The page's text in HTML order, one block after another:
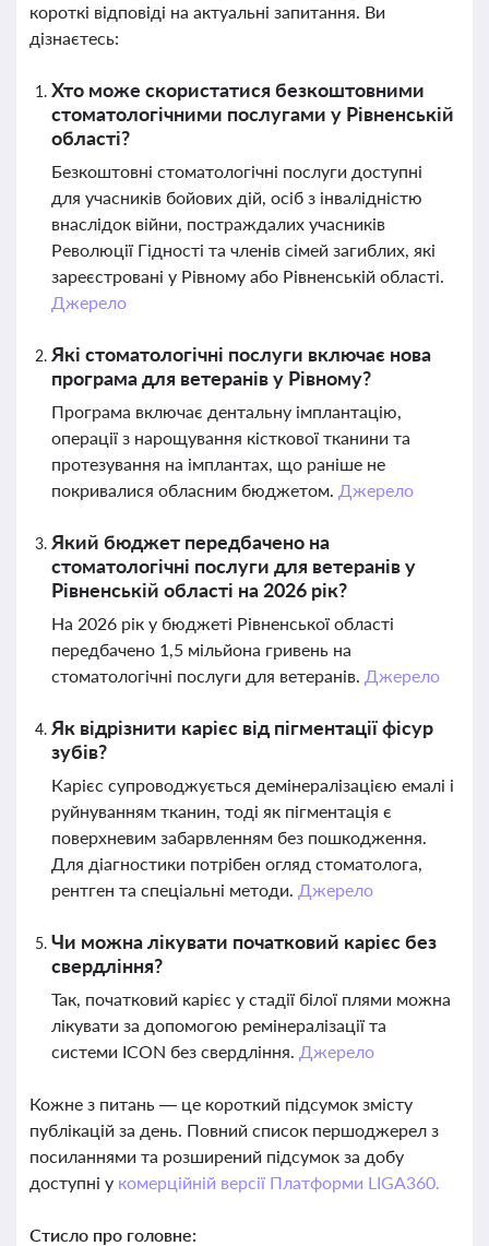
короткі відповіді на актуальні запитання. Ви
дізнаєтесь:
Хто може скористатися безкоштовними
стоматологічними послугами у Рівненській
області?
Безкоштовні стоматологічні послуги доступні
для учасників бойових дій, осіб з інвалідністю
внаслідок війни, постраждалих учасників
Революції Гідності та членів сімей загиблих, які
зареєстровані у Рівному або Рівненській області.
Джерело
Які стоматологічні послуги включає нова
програма для ветеранів у Рівному?
Програма включає дентальну імплантацію,
операції з нарощування кісткової тканини та
протезування на імплантах, що раніше не
покривалися обласним бюджетом. Джерело
Який бюджет передбачено на
стоматологічні послуги для ветеранів у
Рівненській області на 2026 рік?
На 2026 рік у бюджеті Рівненської області
передбачено 1,5 мільйона гривень на
стоматологічні послуги для ветеранів. Джерело
Як відрізнити карієс від пігментації фісур
зубів?
Карієс супроводжується демінералізацією емалі і
руйнуванням тканин, тоді як пігментація є
поверхневим забарвленням без пошкодження.
Для діагностики потрібен огляд стоматолога,
рентген та спеціальні методи. Джерело
Чи можна лікувати початковий карієс без
свердління?
Так, початковий карієс у стадії білої плями можна
лікувати за допомогою ремінералізації та
системи ICON без свердління. Джерело
Кожне з питань — це короткий підсумок змісту
публікацій за день. Повний список першоджерел з
посиланнями та розширений підсумок за добу
доступні у комерційній версії Платформи LIGA360.
Стисло про головне: